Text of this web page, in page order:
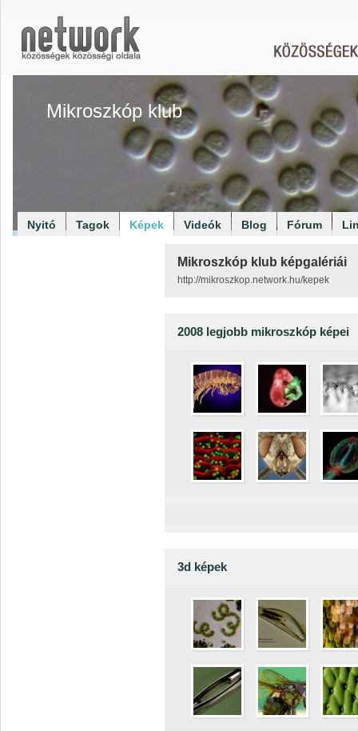
Mikroszkóp klub
Nyitó Tagok Képek Videók Blog Fórum
Mikroszkóp klub képgalériái
http://mikroszkop.network.hu/kepek
2008 legjobb mikroszkóp képei
3d képek